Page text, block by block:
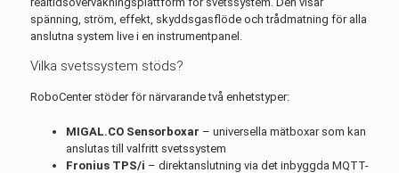
spänning, ström, effekt, skyddsgasflöde och trådmatning för alla
anslutna system live i en instrumentpanel.
Vilka svetssystem stöds?
RoboCenter stöder för närvarande två enhetstyper:
MIGAL.CO Sensorboxar – universella mätboxar som kan
anslutas till valfritt svetssystem
Fronius TPS/i – direktanslutning via det inbyggda MQTT-